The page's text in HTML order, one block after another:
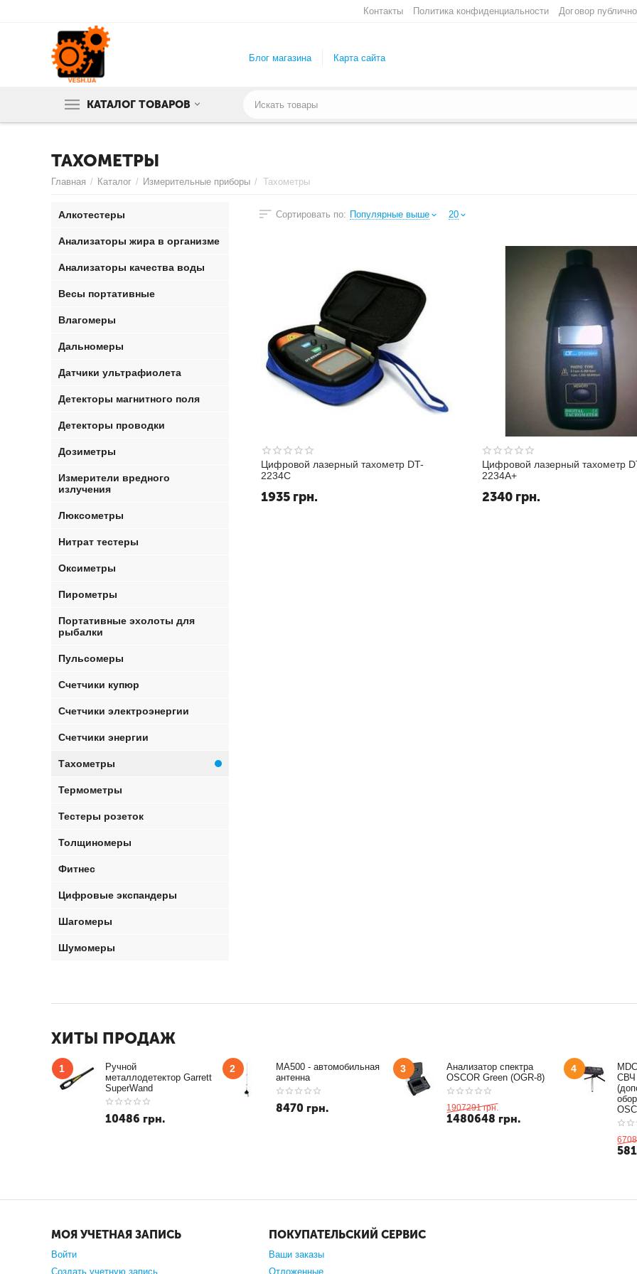
Контакты Политика конфиденциальности Договор
Блог магазина Карта сайта
КАТАЛОГ ТОВАРОВ
ТАХОМЕТРЫ
Главная / Каталог / Измерительные приборы / Тахометры
Сортировать по: Популярные выше 20
Цифровой лазерный тахометр DT-
2234C
1935 грн.
Цифровой лазерный тахометр
2234A+
2340 грн.
Алкотестеры
Анализаторы жира в организме
Анализаторы качества воды
Весы портативные
Влагомеры
Дальномеры
Датчики ультрафиолета
Детекторы магнитного поля
Детекторы проводки
Дозиметры
Измерители вредного
излучения
Люксометры
Нитрат тестеры
Оксиметры
Пирометры
Портативные эхолоты для
рыбалки
Пульсомеры
Счетчики купюр
Счетчики электроэнергии
Счетчики энергии
Тахометры
Термометры
Тестеры розеток
Толщиномеры
Фитнес
Цифровые экспандеры
Шагомеры
Шумомеры
ХИТЫ ПРОДАЖ
1
Ручной
металлодетектор Garrett
SuperWand
10486 грн.
2
MA500 - автомобильная
антенна
8470 грн.
3
Анализатор спектра
OSCOR Green (OGR-8)
1907291 грн.
1480648 грн.
4
СВЧ
МОЯ УЧЕТНАЯ ЗАПИСЬ
Войти
Создать учетную запись
ПОКУПАТЕЛЬСКИЙ СЕРВИС
Ваши заказы
Отложенные